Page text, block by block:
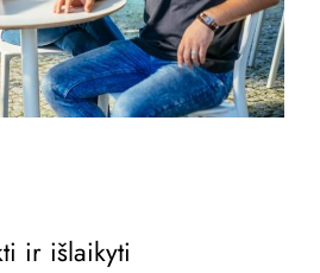
ir išlaikyti